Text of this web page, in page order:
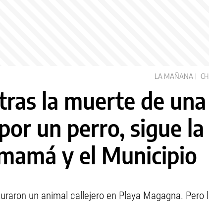
LA MAÑANA
la muerte de
un perro, sigue
y el Municipio
un animal callejero en Playa Magagna. Pero